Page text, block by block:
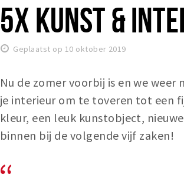
5X KUNST &
Geplaatst op 10 oktober 2019
Nu de zomer voorbij is en we
je interieur om te toveren tot een
kleur, een leuk kunstobject,
binnen bij de volgende vijf zaken!